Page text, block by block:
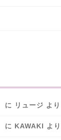
に リュージ より
に KAWAKI より